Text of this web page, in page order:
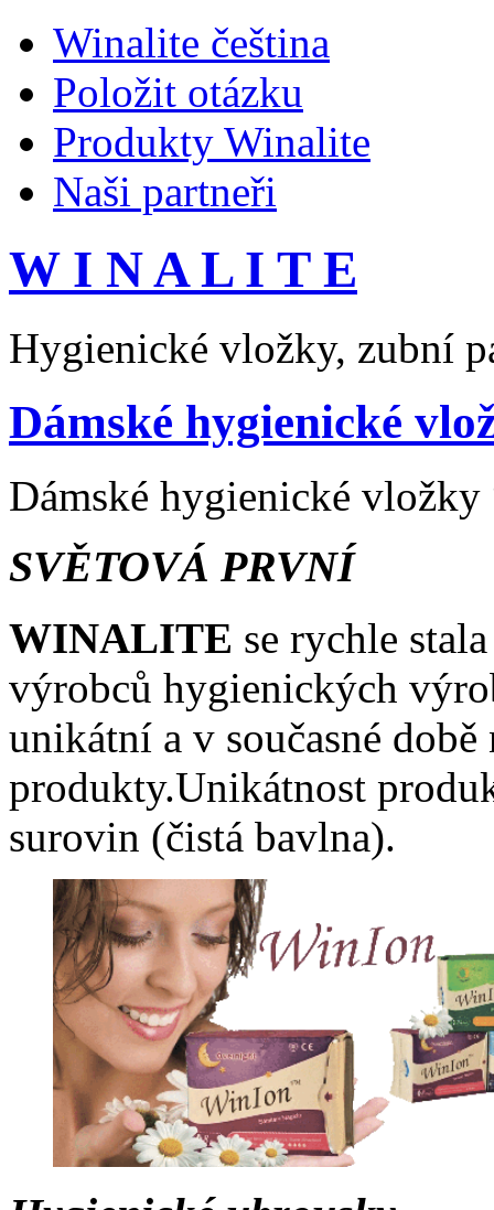
Winalite čeština
Položit otázku
Produkty Winalite
Naši partneři
W I N A L I T E
Hygienické vložky, zubní
Dámské hygienické
Dámské hygienické vložky
SVĚTOVÁ PRVNÍ
WINALITE se rychle
výrobců hygienických
unikátní a v současné
produkty.Unikátnost
surovin (čistá bavlna).